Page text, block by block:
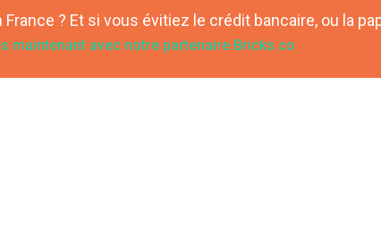
? Et si vous évitiez le crédit bancaire, ou la
maintenant avec notre partenaire Bricks.co